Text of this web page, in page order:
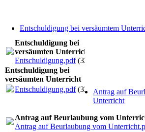
Entschuldigung bei versäumtem
Entschuldigung bei
versäumten Unterricht
Entschuldigung.pdf(337.21KB)
Entschuldigung bei
versäumten Unterricht
Entschuldigung.pdf(337.21KB)
Antrag auf
Unterricht
Antrag auf Beurlaubung vom
Antrag auf Beurlaubung vom